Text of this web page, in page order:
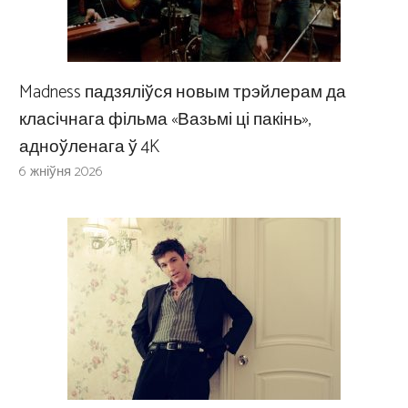
Madness падзяліўся новым трэйлерам да
класічнага фільма «Вазьмі ці пакінь»,
адноўленага ў 4K
6 жніўня 2026